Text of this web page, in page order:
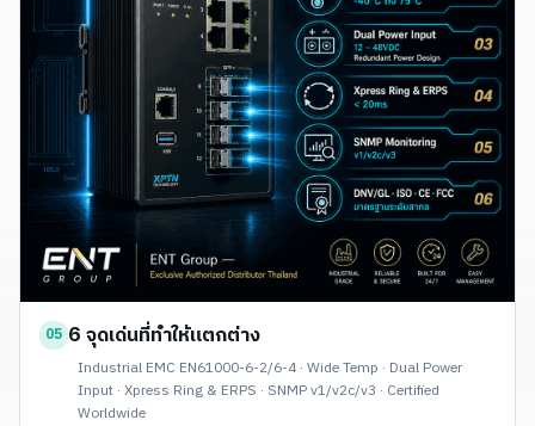
05 6 จุดเด่นที่ทำให้แตกต่าง
Industrial EMC EN61000-6-2/6-4 · Wide Temp · Dual Power
Input · Xpress Ring & ERPS · SNMP v1/v2c/v3 · Certified
Worldwide